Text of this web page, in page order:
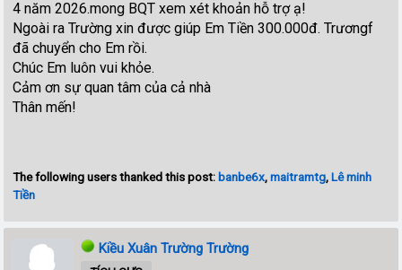
4 năm 2026.mong BQT xem xét khoản hỗ trợ ạ!
Ngoài ra Trường xin được giúp Em Tiền 300.000đ. Trươngf
đã chuyển cho Em rồi.
Chúc Em luôn vui khỏe.
Cảm ơn sự quan tâm của cả nhà
Thân mến!
The following users thanked this post: banbe6x,maitramtg,Lê minh
Tiền
Kiều Xuân Trường Trường